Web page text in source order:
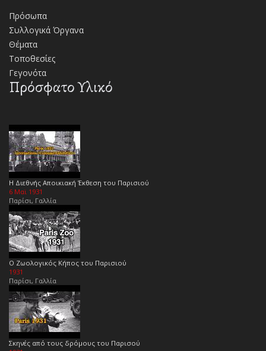
Πρόσωπα
Συλλογικά Όργανα
Θέματα
Τοποθεσίες
Γεγονότα
Πρόσφατο Υλικό
Η Διεθνής Αποικιακή Έκθεση του Παρισιού
6 Μαϊ 1931
Παρίσι, Γαλλία
Ο Ζωολογικός Κήπος του Παρισιού
1931
Παρίσι, Γαλλία
Σκηνές από τους δρόμους του Παρισού